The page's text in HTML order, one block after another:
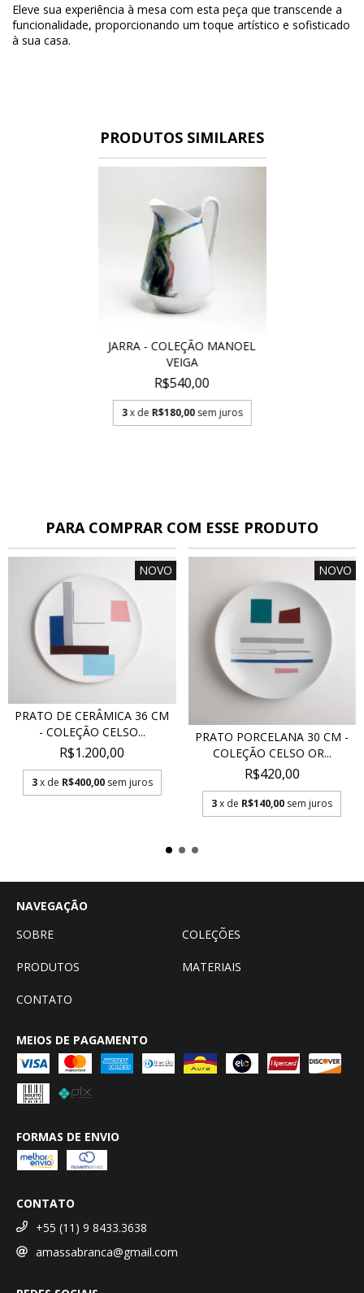
Eleve sua experiência à mesa com esta peça que transcende a
funcionalidade, proporcionando um toque artístico e sofisticado
à sua casa.
PRODUTOS SIMILARES
JARRA - COLEÇÃO MANOEL
VEIGA
R$540,00
3x de R$180,00 sem juros
PARA COMPRAR COM ESSE PRODUTO
NOVO
PRATO DE CERÂMICA 36 CM
- COLEÇÃO CELSO...
R$1.200,00
3x de R$400,00 sem juros
NOVO
PRATO PORCELANA 30 CM -
COLEÇÃO CELSO OR...
R$420,00
3x de R$140,00 sem juros
NAVEGAÇÃO
SOBRE
COLEÇÕES
PRODUTOS MATERIAIS
CONTATO
MEIOS DE PAGAMENTO
FORMAS DE ENVIO
CONTATO
+55 (11) 9 8433.3638
amassabranca@gmail.com